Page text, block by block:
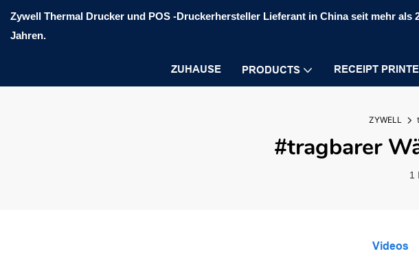
Zywell Thermal Drucker und POS -Druckerhersteller Lieferant in China seit mehr als
Jahren.
ZUHAUSE PRODUCTS RECEIPT
ZYWELL
#tragbarer
1
Videos